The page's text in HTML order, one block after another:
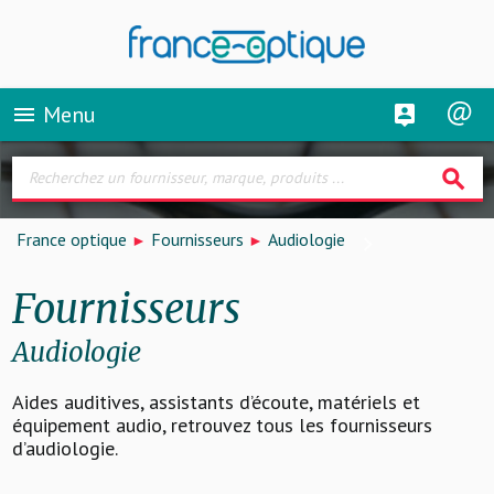
menu Menu
search
France optique Fournisseurs Audiologie
Fournisseurs
Audiologie
Aides auditives, assistants d’écoute, matériels et
équipement audio, retrouvez tous les fournisseurs
d’audiologie.